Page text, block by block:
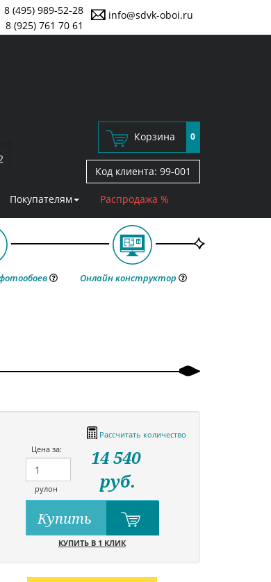
info@sdvk-oboi.ru
8 (495) 989-52-28
8 (925) 761 70 61
Корзина 0
Код клиента: 99-001
Покупателям Распродажа %
Онлайн конструктор
Рассчитать количество
Цена за:
рулон
14 540
руб.
Купить
КУПИТЬ В 1 КЛИК